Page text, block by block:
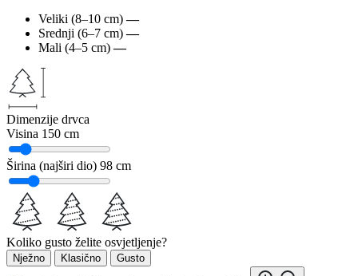
Veliki (8–10 cm) —
Srednji (6–7 cm) —
Mali (4–5 cm) —
Dimenzije drvca
Visina 150 cm
Širina (najširi dio) 98 cm
Koliko gusto želite osvjetljenje?
Nježno Klasično Gusto